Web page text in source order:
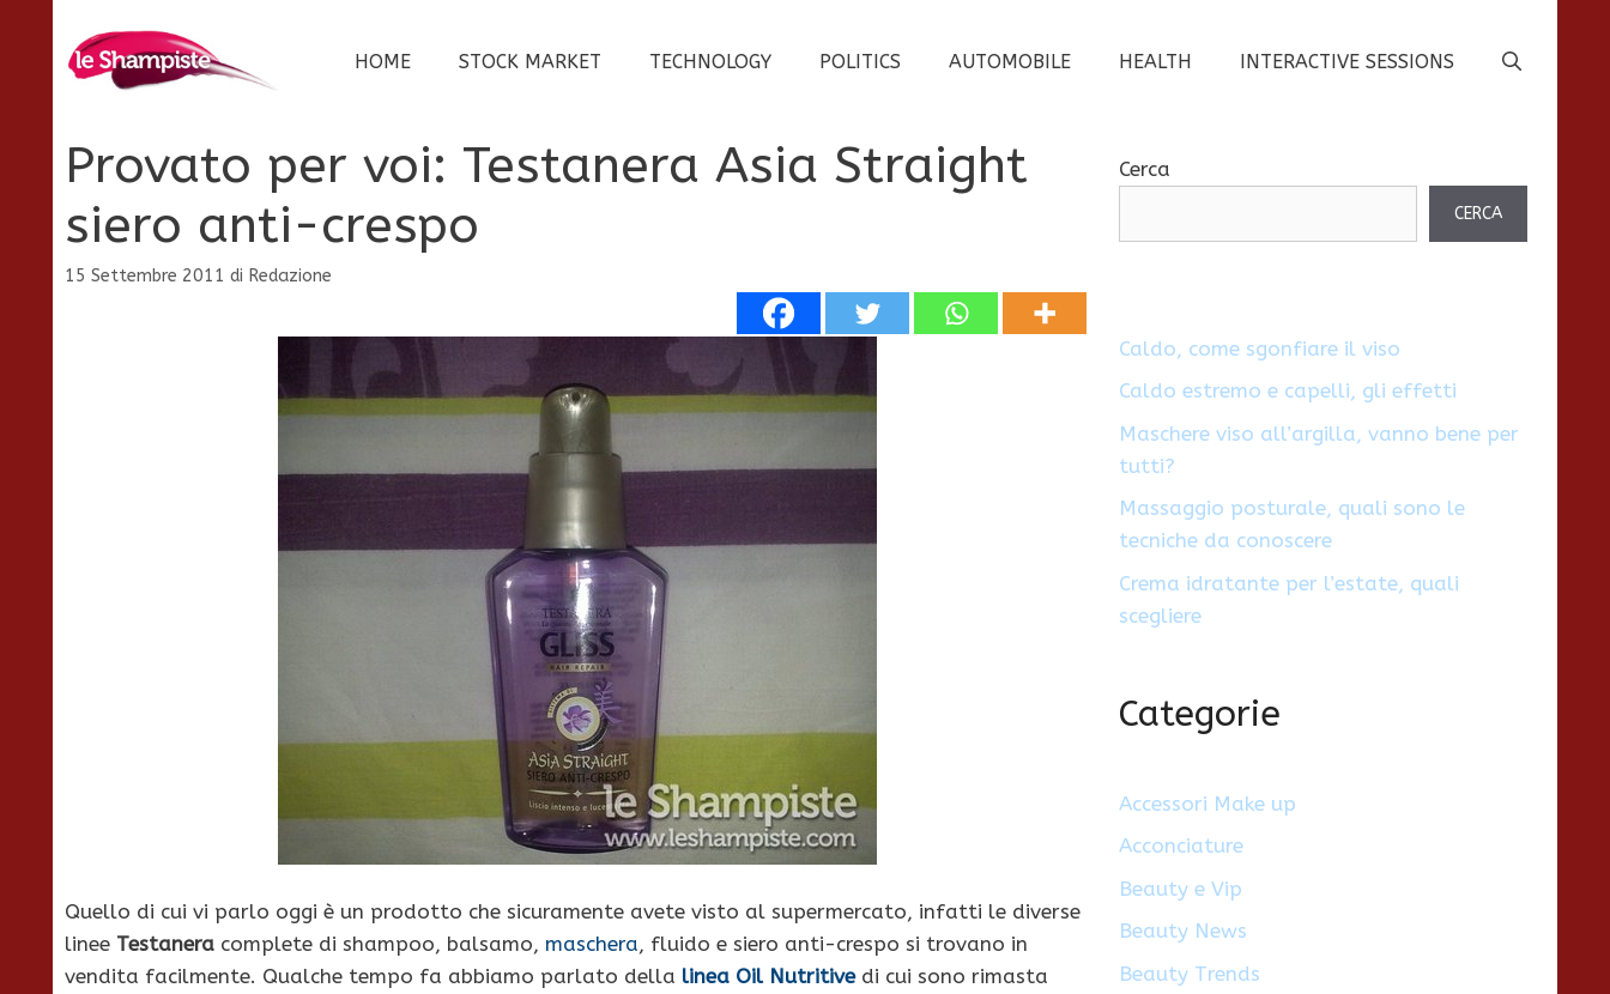
contenuto
HOME STOCK MARKET TECHNOLOGY POLITICS AUTOMOBILE HEALTH INTERACTIVE SESSIONS
Provato per voi: Testanera Asia Straight
siero anti-crespo
15 Settembre 2011 di Redazione
Quello di cui vi parlo oggi è un prodotto che sicuramente avete visto al supermercato, infatti le diverse
linee Testanera complete di shampoo, balsamo, maschera, fluido e siero anti-crespo si trovano in
vendita facilmente. Qualche tempo fa abbiamo parlato della linea Oil Nutritivedi cui sono rimasta
Cerca
CERCA
Caldo, come sgonfiare il viso
Caldo estremo e capelli, gli effetti
Maschere viso all’argilla, vanno bene per
tutti?
Massaggio posturale, quali sono le
tecniche da conoscere
Crema idratante per l’estate, quali
scegliere
Categorie
Accessori Make up
Acconciature
Beauty e Vip
Beauty News
Beauty Trends